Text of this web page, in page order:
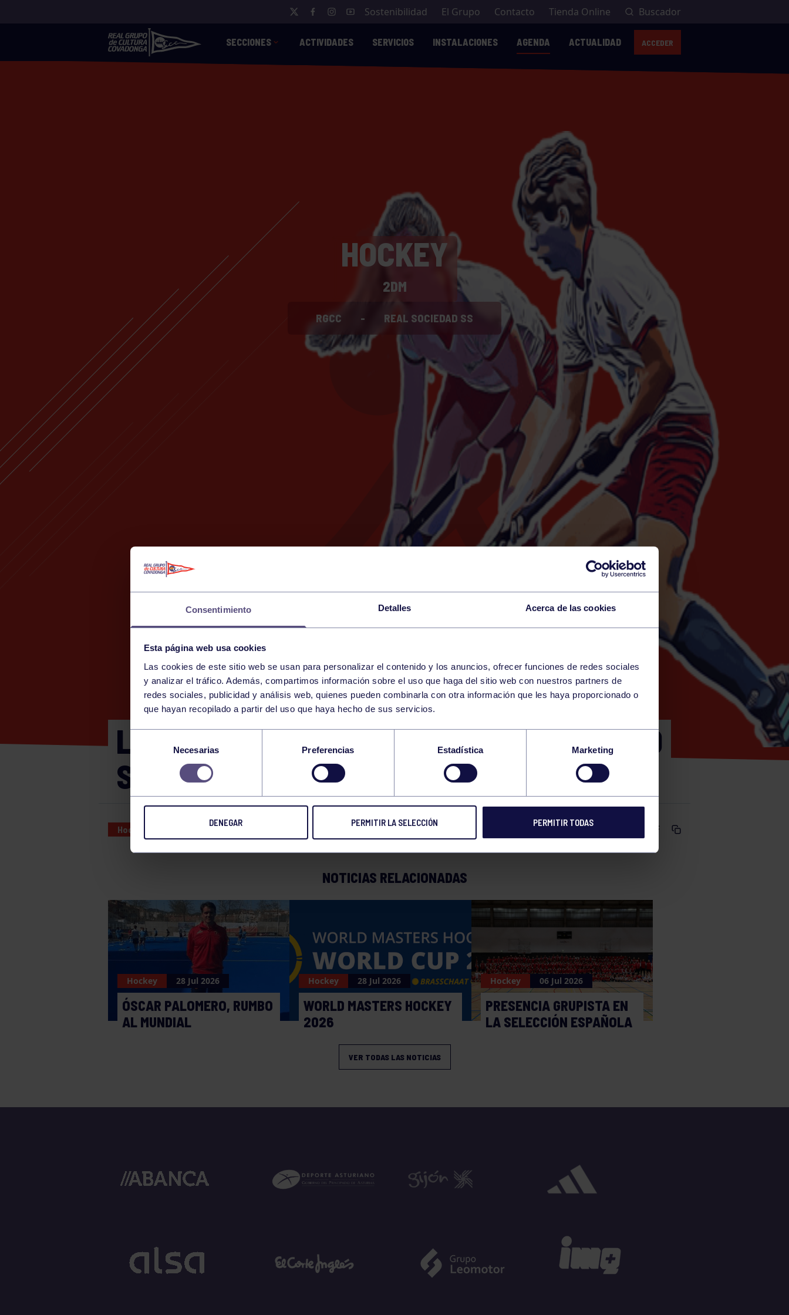
Consentimiento Detalles Acerca de las cookies
Esta página web usa cookies
Las cookies de este sitio web se usan para personalizar el contenido y los anuncios, ofrecer funciones de redes sociales
y analizar el tráfico. Además, compartimos información sobre el uso que haga del sitio web con nuestros partners de
redes sociales, publicidad y análisis web, quienes pueden combinarla con otra información que les haya proporcionado o
que hayan recopilado a partir del uso que haya hecho de sus servicios.
de
consentimiento
Necesarias Preferencias Estadística Marketing
DENEGAR PERMITIR LA SELECCIÓN PERMITIR TODAS
Sostenibilidad El Grupo Contacto Tienda Online Buscador
SECCIONES ACTIVIDADES SERVICIOS INSTALACIONES AGENDA ACTUALIDAD ACCEDER
HOCKEY
2DM
RGCC - REAL SOCIEDAD SS
22 SATURDAY
MARCH
18:00 h RGCC (CAMPO DE HOCKEY)
LIGA NORTE 2DM: RGCC – REAL SOCIEDAD
SS
Hockey 22 MAR 2025 Comparte
NOTICIAS RELACIONADAS
Hockey 28 Jul 2026
ÓSCAR PALOMERO, RUMBO
AL MUNDIAL
Hockey 28 Jul 2026
WORLD MASTERS HOCKEY
2026
Hockey 06 Jul 2026
PRESENCIA GRUPISTA EN
LA SELECCIÓN ESPAÑOLA
VER TODAS LAS NOTICIAS